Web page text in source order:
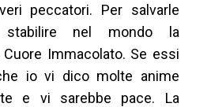
peccatori. Per salvarle
stabilire nel mondo la
Immacolato. Se essi
io vi dico molte anime
e vi sarebbe pace. La